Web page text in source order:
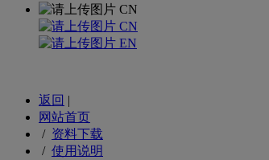
CN
CN
EN
返回 |
网站首页
/ 资料下载
/ 使用说明